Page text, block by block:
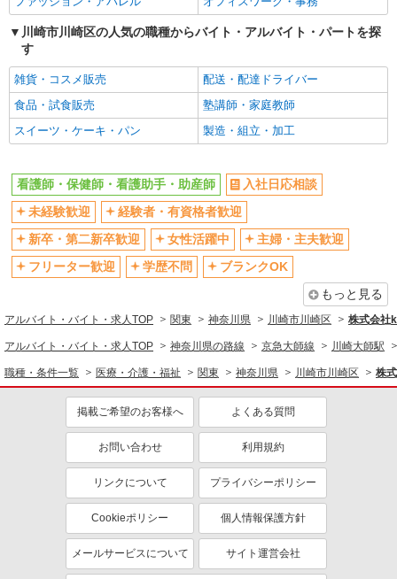
エルダー（50代～）活躍中
シニア（60代～）活躍中
高収入・高額
ボーナス・賞与あり
昇給あり
フルタイム歓迎
禁煙・分煙
駅直結・駅チカ
車通勤OK
バイク通勤OK
自転車通勤OK
社会保険あり
産休・育休取得実績あり
退職金・財形貯蓄制度あり
各種手当（家族・役職・インセン
ティブなど）あり
制服貸与
研修制度あり
資格取得支援制度あり
医療・介護・福祉
看護師・保健師・看護助手・助産師
同じ特徴から求人を探す
未経験歓迎
ミドル（40代～）活躍中
ボーナス・賞与あり
車通勤OK
社会保険あり
産休・育休取得実績あり
川崎市川崎区の人気の職種からバイト・アルバイト・パートを探
す
雑貨・コスメ販売
配送・配達ドライバー
食品・試食販売
塾講師・家庭教師
スイーツ・ケーキ・パン
製造・組立・加工
看護師・保健師・看護助手・助産師
入社日応相談
未経験歓迎
経験者・有資格者歓迎
新卒・第二新卒歓迎
女性活躍中
主婦・主夫歓迎
フリーター歓迎
学歴不問
ブランクOK
もっと見る
アルバイト・バイト・求人TOP 関東 神奈川県 川崎市川崎区 株式会社
アルバイト・バイト・求人TOP 神奈川県の路線 京急大師線 川崎大師駅
職種・条件一覧 医療・介護・福祉 関東 神奈川県 川崎市川崎区 株
掲載ご希望のお客様へ よくある質問
お問い合わせ 利用規約
リンクについて プライバシーポリシー
Cookieポリシー 個人情報保護方針
メールサービスについて サイト運営会社